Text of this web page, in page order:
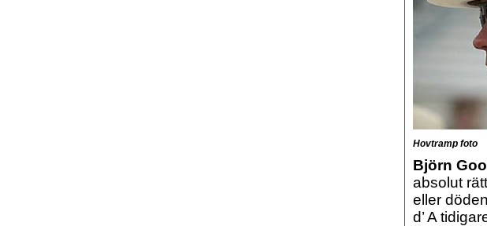
Hovtramp foto
Björn
absolut
eller
d’ A